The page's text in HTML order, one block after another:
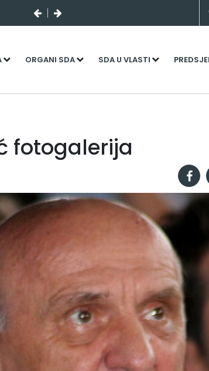
ORGANI SDA SDA U VLASTI
fotogalerija